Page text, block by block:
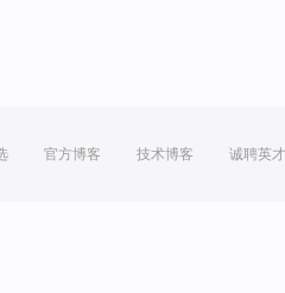
官方博客 技术博客 诚聘英才